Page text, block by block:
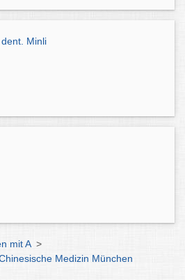
Minli
mit A >
Medizin München